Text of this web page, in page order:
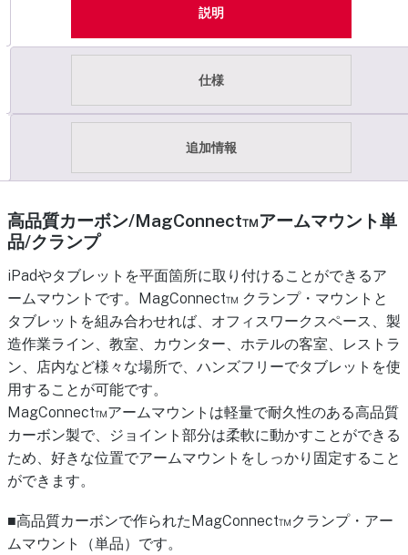
説明
仕様
追加情報
高品質カーボン/MagConnect™アームマウント単
品/クランプ
iPadやタブレットを平面箇所に取り付けることができるア
ームマウントです。MagConnect™ クランプ・マウントと
タブレットを組み合わせれば、オフィスワークスペース、製
造作業ライン、教室、カウンター、ホテルの客室、レストラ
ン、店内など様々な場所で、ハンズフリーでタブレットを使
用することが可能です。
MagConnect™アームマウントは軽量で耐久性のある高品質
カーボン製で、ジョイント部分は柔軟に動かすことができる
ため、好きな位置でアームマウントをしっかり固定すること
ができます。
■高品質カーボンで作られたMagConnect™クランプ・アー
ムマウント（単品）です。